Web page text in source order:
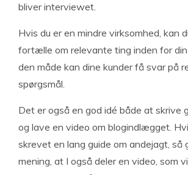
bliver interviewet.
Hvis du er en mindre virksomhed, kan
fortælle om relevante ting inden for din
den måde kan dine kunder få svar på
spørgsmål.
Det er også en god idé både at skrive
og lave en video om blogindlægget.
skrevet en lang guide om andejagt, så
mening, at I også deler en video, som